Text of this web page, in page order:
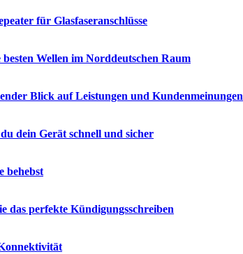
für Glasfaseranschlüsse
Wellen im Norddeutschen Raum
Blick auf Leistungen und Kundenmeinungen
dein Gerät schnell und sicher
behebst
das perfekte Kündigungsschreiben